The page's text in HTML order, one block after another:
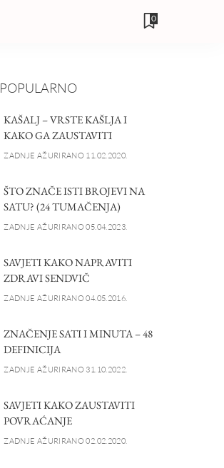
0
POPULARNO
KAŠALJ – VRSTE KAŠLJA I
KAKO GA ZAUSTAVITI
ZADNJE AŽURIRANO 11.02.2020.
ŠTO ZNAČE ISTI BROJEVI NA
SATU? (24 TUMAČENJA)
ZADNJE AŽURIRANO 05.04.2023.
SAVJETI KAKO NAPRAVITI
ZDRAVI SENDVIČ
ZADNJE AŽURIRANO 04.05.2016.
ZNAČENJE SATI I MINUTA – 48
DEFINICIJA
ZADNJE AŽURIRANO 31.10.2022.
SAVJETI KAKO ZAUSTAVITI
POVRAĆANJE
ZADNJE AŽURIRANO 02.02.2020.